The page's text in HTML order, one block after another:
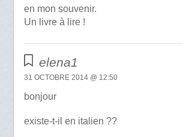
en mon souvenir.
Un livre à lire !
elena1
31 OCTOBRE 2014 @ 12:50
bonjour
existe-t-il en italien ??